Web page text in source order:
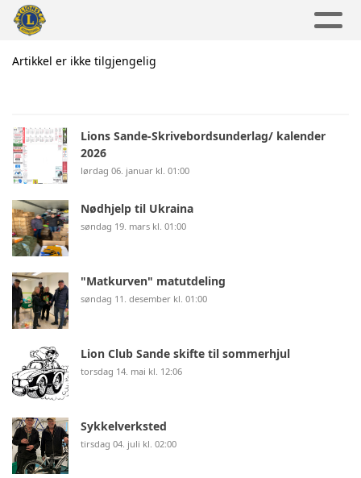
Artikkel er ikke tilgjengelig
Lions Sande-Skrivebordsunderlag/ kalender
2026
lørdag 06. januar kl. 01:00
Nødhjelp til Ukraina
søndag 19. mars kl. 01:00
"Matkurven" matutdeling
søndag 11. desember kl. 01:00
Lion Club Sande skifte til sommerhjul
torsdag 14. mai kl. 12:06
Sykkelverksted
tirsdag 04. juli kl. 02:00